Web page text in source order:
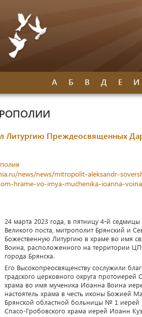
А Б В Д Е И
Литургию Преждеосвященных
news/news/mitropolit-aleksandr-
hrame-vo-imya-muchenika-ioanna-
24 марта 2023 года, в пятницу 4-й
Великого поста, митрополит Брянский и
Божественную Литургию в храме во имя
Воина, расположенного на территории
города Брянска.
Его Высокопреосвященству сослужили
градского церковного округа протоиерей
храма во имя мученика Иоанна Воина
настоятель храма в честь иконы Божией
Брянской областной больницы № 1 иерей
Спасо-Гробовского храма иерей Иоанн